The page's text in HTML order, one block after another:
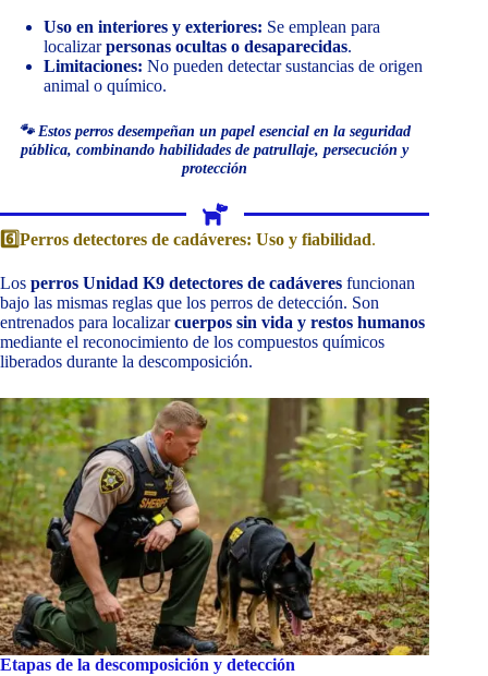
Uso en interiores y exteriores: Se emplean para
localizarpersonas ocultas o desaparecidas.
Limitaciones: No pueden detectar sustancias de origen
animal o químico.
🐾 Estos perros desempeñan un papel esencial en la seguridad
pública, combinando habilidades de patrullaje, persecución y
protección
6️⃣Perros detectores de cadáveres: Uso y fiabilidad.
Los perros Unidad K9 detectores de cadáveres funcionan
bajo las mismas reglas que los perros de detección. Son
entrenados para localizarcuerpos sin vida y restos humanos
mediante el reconocimiento de los compuestos químicos
liberados durante la descomposición.
Etapas de la descomposición y detección